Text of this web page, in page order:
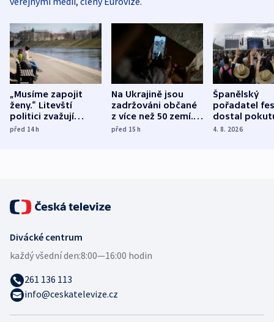
„Musíme zapojit
ženy.“ Litevští
politici zvažují
dohodu o
před 14h
Na Ukrajině jsou
zadržováni občané
z více než 50 zemí.
Bojovali na straně
před 15h
Španělský
pořadatel
dostal
nekalé
4. 8. 2026
Divácké centrum
každý všední den:8:00—16:00 hodin
261 136 113
info@ceskatelevize.cz